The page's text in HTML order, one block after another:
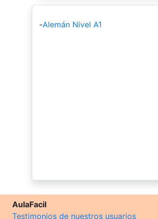
-Alemán Nivel A1
AulaFacil
Testimonios de nuestros usuarios